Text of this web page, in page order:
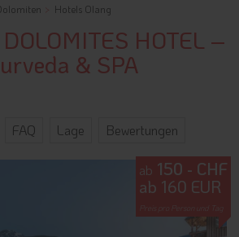
Hotels Olang
HOTEL –
& SPA
FAQ Lage Bewertungen
ab 150 - CHF
ab 160 EUR